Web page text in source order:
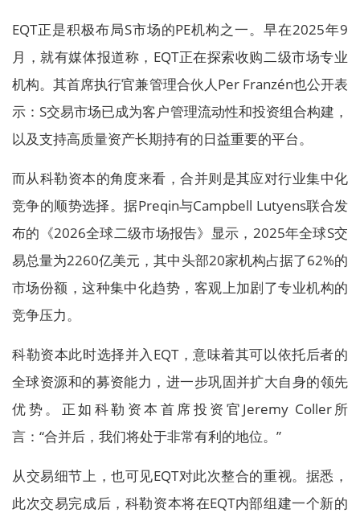
EQT正是积极布局S市场的PE机构之一。早在2025年9
月，就有媒体报道称，EQT正在探索收购二级市场专业
机构。其首席执行官兼管理合伙人Per Franzén也公开表
示：S交易市场已成为客户管理流动性和投资组合构建，
以及支持高质量资产长期持有的日益重要的平台。
而从科勒资本的角度来看，合并则是其应对行业集中化
竞争的顺势选择。据Preqin与Campbell Lutyens联合发
布的《2026全球二级市场报告》显示，2025年全球S交
易总量为2260亿美元，其中头部20家机构占据了62%的
市场份额，这种集中化趋势，客观上加剧了专业机构的
竞争压力。
科勒资本此时选择并入EQT，意味着其可以依托后者的
全球资源和的募资能力，进一步巩固并扩大自身的领先
优势。正如科勒资本首席投资官Jeremy Coller所
言：“合并后，我们将处于非常有利的地位。”
从交易细节上，也可见EQT对此次整合的重视。据悉，
此次交易完成后，科勒资本将在EQT内部组建一个新的